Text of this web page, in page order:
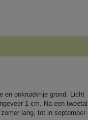
en onkruidvrije grond. Licht
1 cm. Na een tweetal
lang, tot in september-